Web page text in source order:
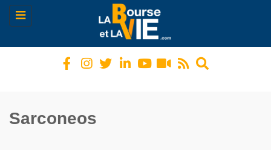
Toggle
navigation
Sarconeos